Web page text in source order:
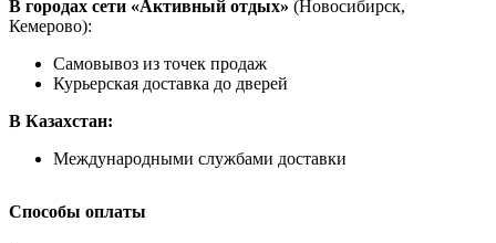
В городах сети «Активный отдых» (Новосибирск,
Кемерово):
Самовывоз из точек продаж
Курьерская доставка до дверей
В Казахстан:
Международными службами доставки
Способы оплаты